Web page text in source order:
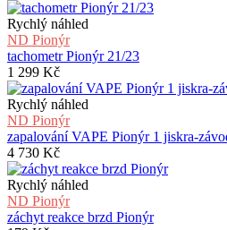
Rychlý náhled
ND Pionýr
tachometr Pionýr 21/23
1 299 Kč
Rychlý náhled
ND Pionýr
zapalování VAPE Pionýr 1 jiskra-
4 730 Kč
Rychlý náhled
ND Pionýr
záchyt reakce brzd Pionýr